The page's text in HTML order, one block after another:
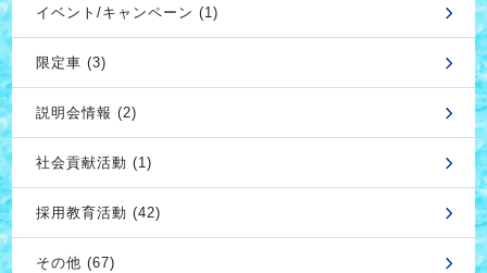
イベント/キャンペーン (1)
限定車 (3)
説明会情報 (2)
社会貢献活動 (1)
採用教育活動 (42)
その他 (67)